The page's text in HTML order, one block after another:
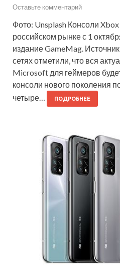
Оставьте комментарий
Фото: Unsplash Консоли
российском рынке с 1
издание GameMag.
сетях отметили, что вся
Microsoft для геймеров
консоли нового поколения
четыре…
ПОДРОБНЕЕ